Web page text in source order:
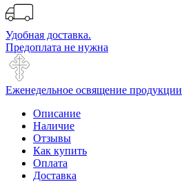
Удобная доставка.
Предоплата не нужна
Еженедельное освящение продукции
Описание
Наличие
Отзывы
Как купить
Оплата
Доставка